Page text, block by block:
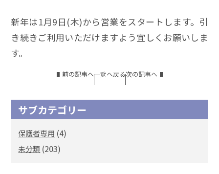
新年は1月9日(木)から営業をスタートします。引
き続きご利用いただけますよう宜しくお願いしま
す。
前の記事へ一覧へ戻る次の記事へ
サブカテゴリー
保護者専用 (4)
未分類 (203)